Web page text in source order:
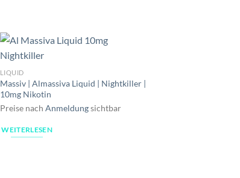
LIQUID
Massiv | Almassiva Liquid | Nightkiller |
10mg Nikotin
Preise nach Anmeldungsichtbar
WEITERLESEN